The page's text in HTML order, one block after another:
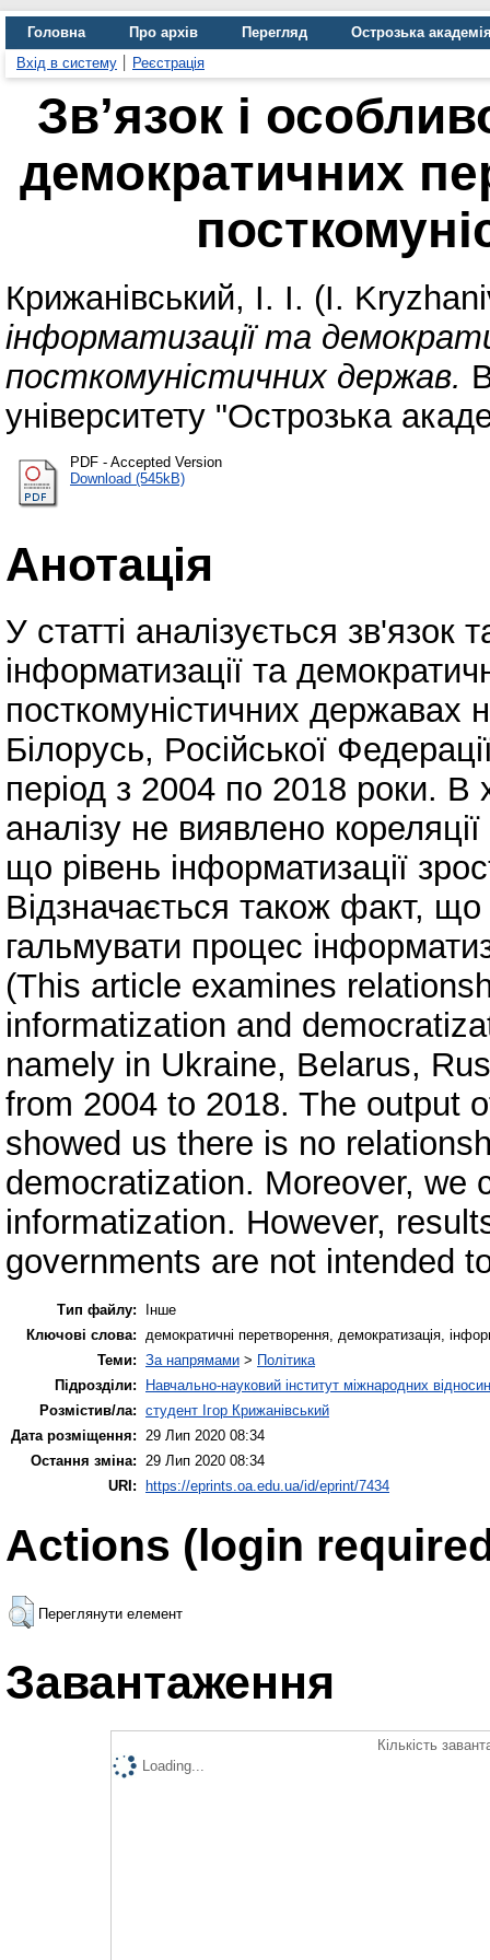
Головна Про архів Перегляд
Острозька
Вхід в систему
Реєстрація
Зв’язок і
демократичних
Крижанівський, І. І. (I.
інформатизації та
посткомуністичних держав.
університету "Острозька
PDF - Accepted Version
Download (545kB)
Анотація
У статті аналізується зв'язок
інформатизації та
посткомуністичних державах
Білорусь, Російської
період з 2004 по 2018 роки. В
аналізу не виявлено
що рівень інформатизації
Відзначається також факт, що
гальмувати процес
(This article examines
informatization and
namely in Ukraine, Belarus,
from 2004 to 2018. The output
showed us there is no
democratization. Moreover, we
informatization. However,
governments are not intended
Тип файлу:
Інше
Ключові слова:
демократичні перетворення, демократизація,
Теми: За напрямами > Політика
Підрозділи:
Навчально-науковий інститут міжнародних
Розмістив/ла: студент Ігор Крижанівський
Дата розміщення:
29 Лип 2020 08:34
Остання зміна:
29 Лип 2020 08:34
URI: https://eprints.oa.edu.ua/id/eprint/7434
Actions (login
Переглянути елемент
Завантаження
Кількість
Loading...